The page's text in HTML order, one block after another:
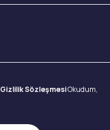
Gizlilik SözleşmesiOkudum,